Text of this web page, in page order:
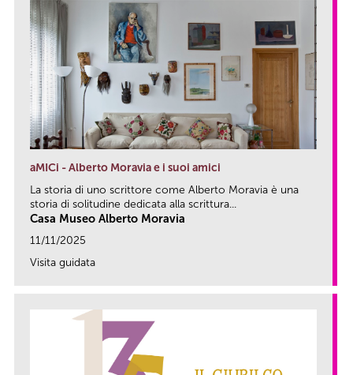
aMICi - Alberto Moravia e i suoi amici
La storia di uno scrittore come Alberto Moravia è una
storia di solitudine dedicata alla scrittura...
Casa Museo Alberto Moravia
11/11/2025
Visita guidata